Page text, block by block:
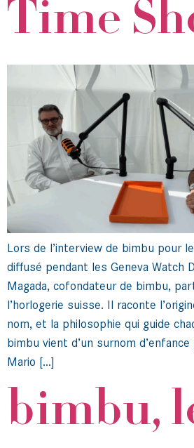
Time
Lors de l’interview de bimbu pour
diffusé pendant les Geneva Watch
Magada, cofondateur de bimbu,
l’horlogerie suisse. Il raconte
nom, et la philosophie qui guide
bimbu vient d’un surnom
Mario […]
bimbu,